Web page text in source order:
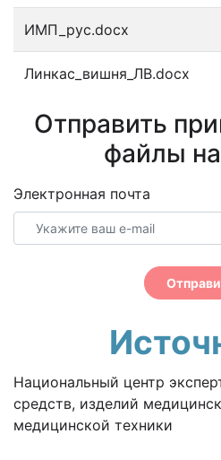
ИМП_рус.docx
Линкас_вишня_ЛВ.docx
Отправить
файлы
Электронная почта
Национальный центр
средств, изделий
медицинской техники